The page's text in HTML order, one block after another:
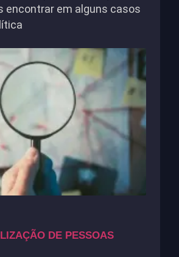
encontrar em alguns casos
DE PESSOAS